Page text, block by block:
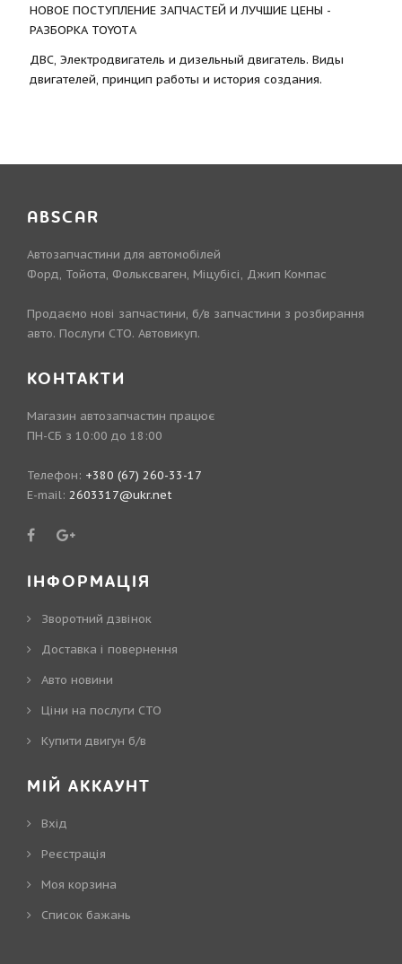
НОВОЕ ПОСТУПЛЕНИЕ ЗАПЧАСТЕЙ И ЛУЧШИЕ ЦЕНЫ -
РАЗБОРКА TOYOTА
ДВС, Электродвигатель и дизельный двигатель. Виды
двигателей, принцип работы и история создания.
ABSCAR
Автозапчастини для автомобілей
Форд, Тойота, Фольксваген, Міцубісі, Джип Компас
Продаємо нові запчастини, б/в запчастини з розбирання
авто. Послуги СТО. Автовикуп.
КОНТАКТИ
Магазин автозапчастин працює
ПН-СБ з 10:00 до 18:00
Телефон: +380 (67) 260-33-17
E-mail: 2603317@ukr.net
ІНФОРМАЦІЯ
Зворотний дзвінок
Доставка і повернення
Авто новини
Ціни на послуги СТО
Купити двигун б/в
МІЙ АККАУНТ
Вхід
Реєстрація
Моя корзина
Cписок бажань